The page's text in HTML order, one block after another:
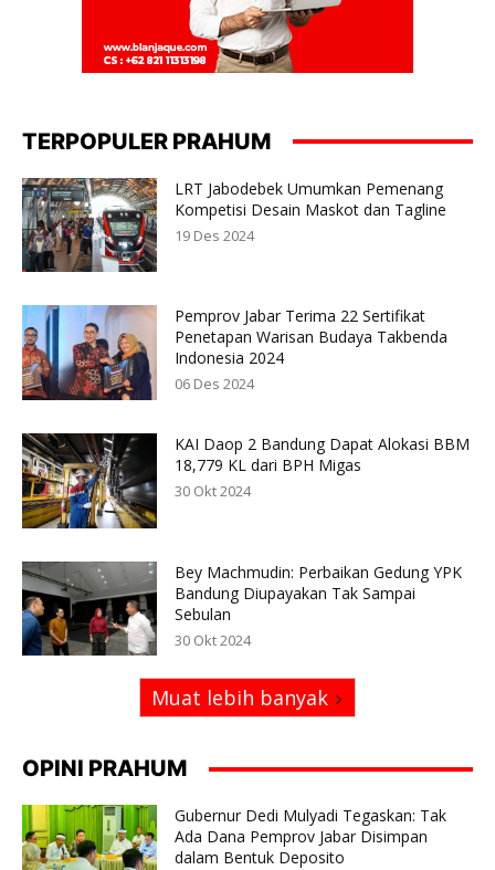
TERPOPULER PRAHUM
LRT Jabodebek Umumkan Pemenang
Kompetisi Desain Maskot dan Tagline
19 Des 2024
Pemprov Jabar Terima 22 Sertifikat
Penetapan Warisan Budaya Takbenda
Indonesia 2024
06 Des 2024
KAI Daop 2 Bandung Dapat Alokasi BBM
18,779 KL dari BPH Migas
30 Okt 2024
Bey Machmudin: Perbaikan Gedung YPK
Bandung Diupayakan Tak Sampai
Sebulan
30 Okt 2024
Muat lebih banyak
OPINI PRAHUM
Gubernur Dedi Mulyadi Tegaskan: Tak
Ada Dana Pemprov Jabar Disimpan
dalam Bentuk Deposito